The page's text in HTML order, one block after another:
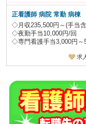
正看護師 病院 常勤 病棟
◇月収235,500円～(手当
◇夜勤手当10,000円/回
◇専門看護手当3,000円～
求